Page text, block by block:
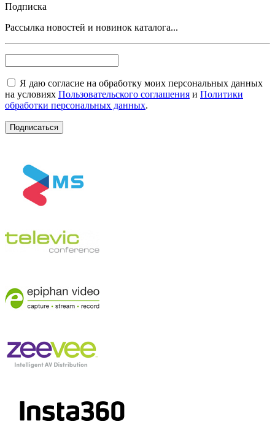
Подписка
Рассылка новостей и новинок каталога...
Я даю согласие на обработку моих персональных данных
на условиях Пользовательского соглашения и Политики
обработки персональных данных.